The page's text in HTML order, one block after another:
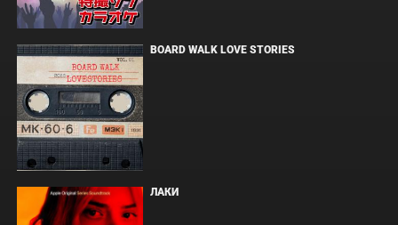
BOARD WALK LOVE STORIES
ЛАКИ